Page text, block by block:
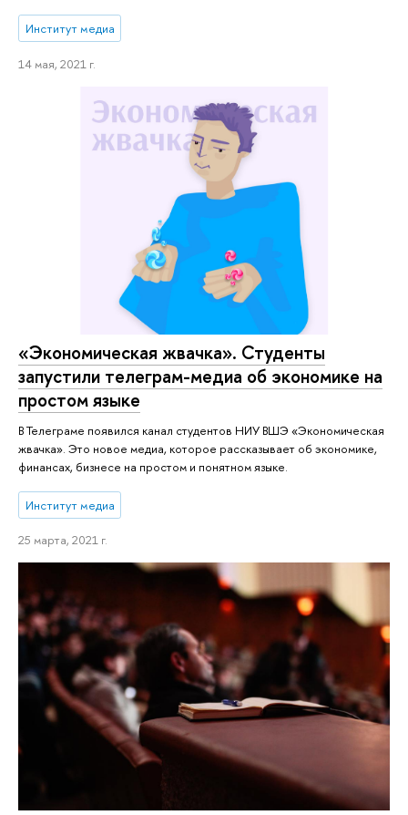
Институт медиа
14 мая, 2021 г.
«Экономическая жвачка». Студенты
запустили телеграм-медиа об экономике на
простом языке
В Телеграме появился канал студентов НИУ ВШЭ «Экономическая
жвачка». Это новое медиа, которое рассказывает об экономике,
финансах, бизнесе на простом и понятном языке.
Институт медиа
25 марта, 2021 г.